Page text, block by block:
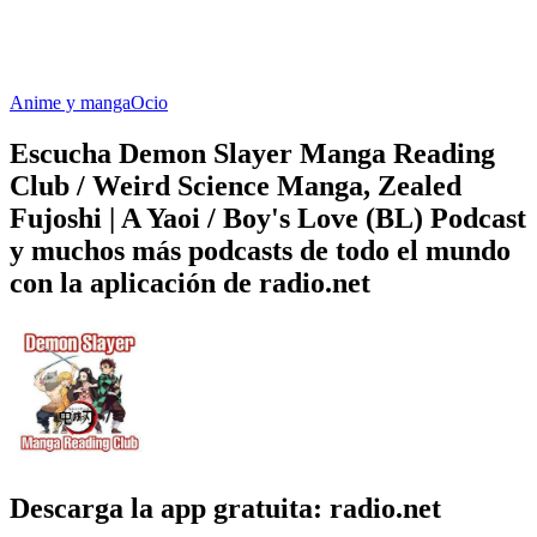
Anime y mangaOcio
Escucha Demon Slayer Manga Reading
Club / Weird Science Manga, Zealed
Fujoshi | A Yaoi / Boy's Love (BL) Podcast
y muchos más podcasts de todo el mundo
con la aplicación de radio.net
Descarga la app gratuita: radio.net